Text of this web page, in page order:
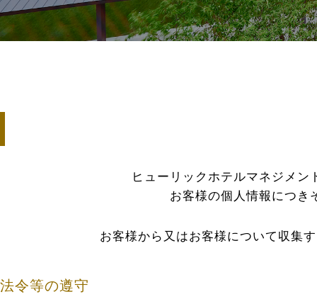
ヒューリックホテルマネジメ
お客様の個人情報につき
お客様から又はお客様について収集
法令等の遵守